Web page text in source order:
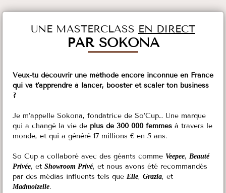
UNE MASTERCLASS EN DIRECT
PAR SOKONA
Veux-tu découvrir une méthode encore inconnue en France
qui va t'apprendre à lancer, booster et scaler ton business
?
Je m’appelle Sokona, fondatrice de So’Cup… Une marque
qui a changé la vie de plus de 300 000 femmes à travers le
monde, et qui a généré 17 millions € en 5 ans.
So Cup a collaboré avec des géants comme Veepee, Beauté
Privée, et Showroom Privé, et nous avons été recommandés
par des médias influents tels que Elle, Grazia, et
Madmoizelle.